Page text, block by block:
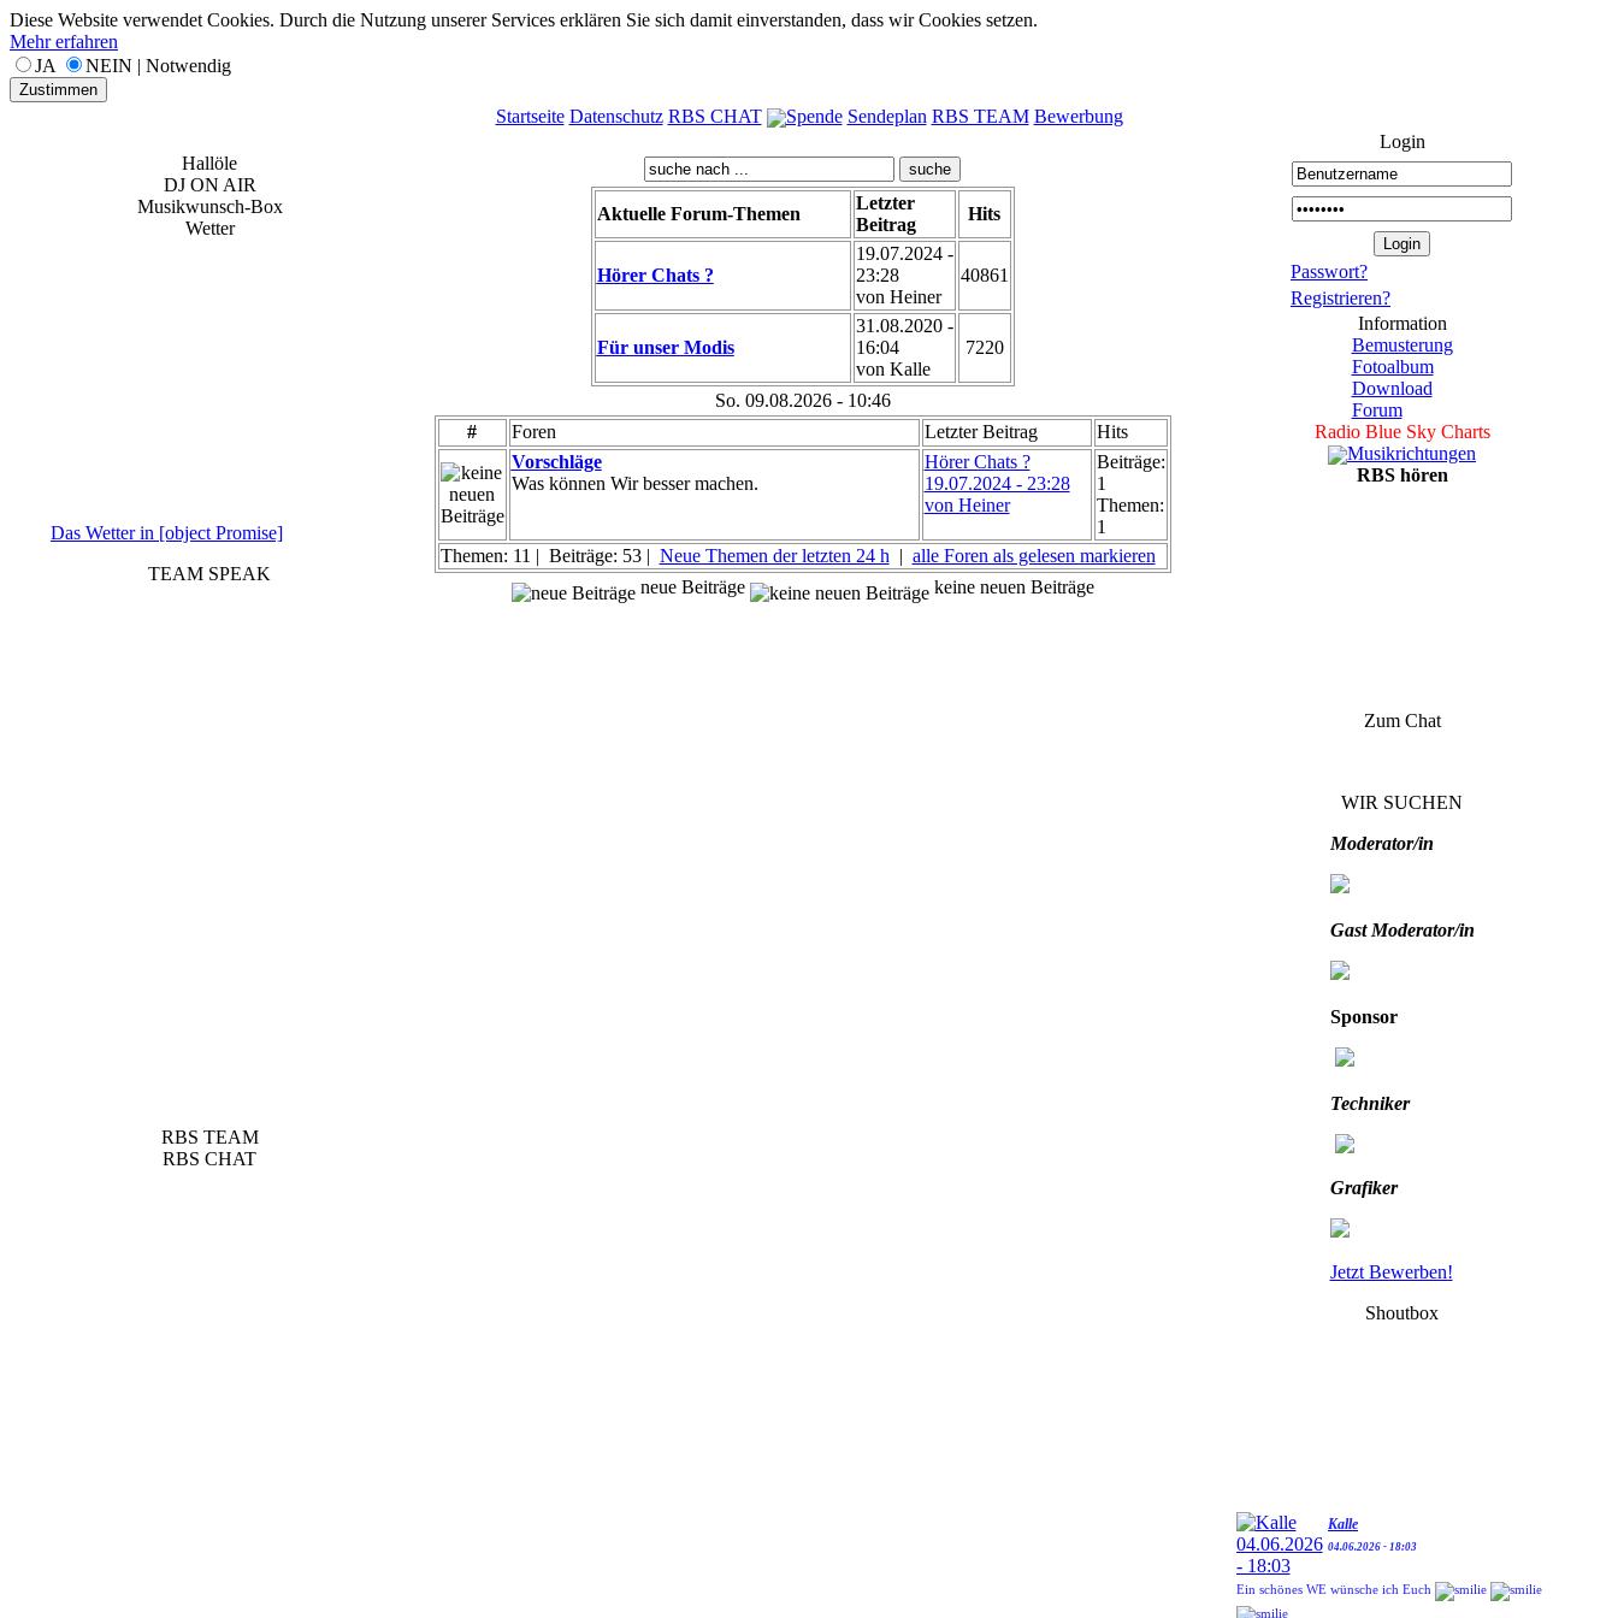
Diese Website verwendet Cookies. Durch die Nutzung unserer Services erklären Sie sich damit einverstanden, dass wir Cookies setzen.
Mehr erfahren
JA
NEIN | Notwendig
Zustimmen
Startseite Datenschutz RBS CHAT Spende Sendeplan RBS TEAM Bewerbung
Hallöle
DJ ON AIR
Musikwunsch-Box
Wetter
Das Wetter in [object Promise]
TEAM SPEAK
RBS TEAM
RBS CHAT
Aktuelle Forum-Themen
Letzter
Beitrag
Hits
Hörer Chats ?
19.07.2024 -
23:28
von Heiner
40861
Für unser Modis
31.08.2020 -
16:04
von Kalle
7220
So. 09.08.2026 - 10:46
#
Foren Letzter Beitrag
Hits
Vorschläge
Was können Wir besser machen.
Hörer Chats ?
19.07.2024 - 23:28
von Heiner
Beiträge:
1
Themen:
1
Themen: 11 | Beiträge: 53 | Neue Themen der letzten 24 h | alle Foren als gelesen markieren
neue Beiträge
keine neuen Beiträge
Login
Passwort?
Registrieren?
Information
Bemusterung
Fotoalbum
Download
Forum
Radio Blue Sky Charts
Musikrichtungen
RBS hören
Zum Chat
WIR SUCHEN
Moderator/in
Gast Moderator/in
Sponsor
Techniker
Grafiker
Jetzt Bewerben!
Shoutbox
Kalle